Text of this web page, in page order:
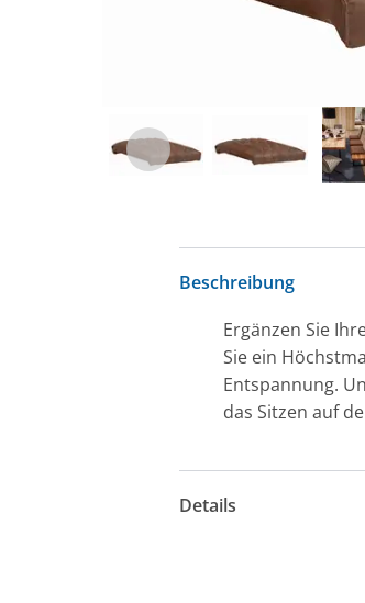
Beschreibung
Ergänzen Sie
Sie ein
Entspannung.
das Sitzen auf
Details